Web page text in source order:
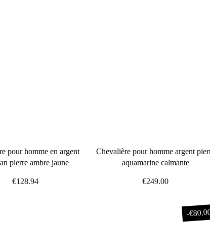
pour homme en argent
pierre ambre jaune
€128.94
Chevalière pour homme argent
aquamarine calmante
€249.00
-